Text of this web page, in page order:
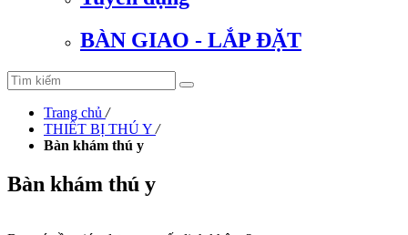
BÀN GIAO - LẮP ĐẶT
Trang chủ /
THIẾT BỊ THÚ Y /
Bàn khám thú y
Bàn khám thú y